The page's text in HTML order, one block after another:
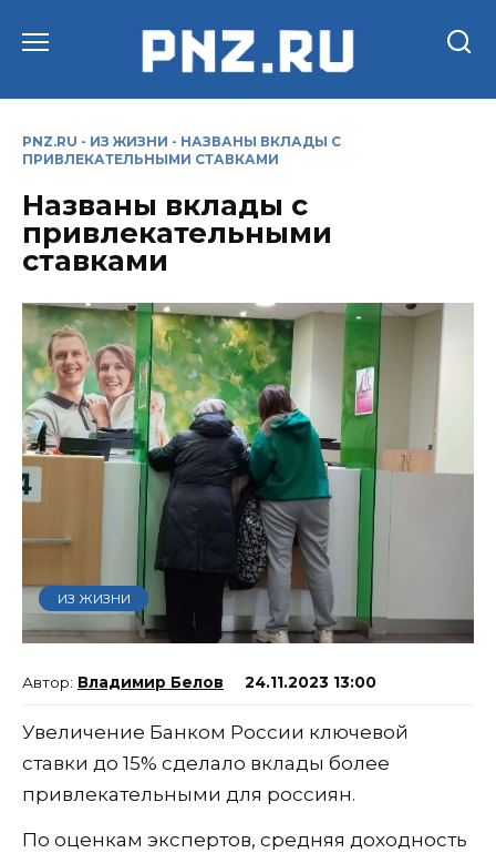
PNZ.RU - ИЗ ЖИЗНИ - НАЗВАНЫ ВКЛАДЫ С
ПРИВЛЕКАТЕЛЬНЫМИ СТАВКАМИ
Названы вклады с
привлекательными
ставками
ИЗ ЖИЗНИ
Владимир Белов 24.11.2023 13:00
Увеличение Банком России ключевой
ставки до 15% сделало вклады более
привлекательными для россиян.
По оценкам экспертов, средняя доходность